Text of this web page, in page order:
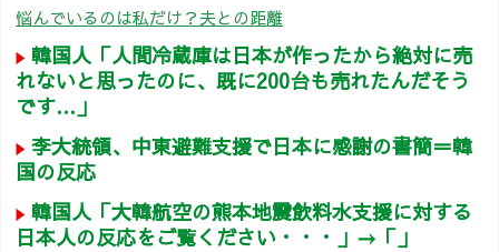
悩んでいるのは私だけ？夫との距離
韓国人「人間冷蔵庫は日本が作ったから絶対に売
れないと思ったのに、既に200台も売れたんだそう
です…」
李大統領、中東避難支援で日本に感謝の書簡＝韓
国の反応
韓国人「大韓航空の熊本地震飲料水支援に対する
日本人の反応をご覧ください・・・」→「」